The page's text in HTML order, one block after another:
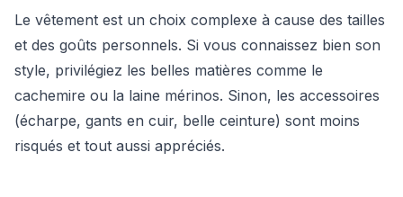
Le vêtement est un choix complexe à cause des tailles
et des goûts personnels. Si vous connaissez bien son
style, privilégiez les belles matières comme le
cachemire ou la laine mérinos. Sinon, les accessoires
(écharpe, gants en cuir, belle ceinture) sont moins
risqués et tout aussi appréciés.